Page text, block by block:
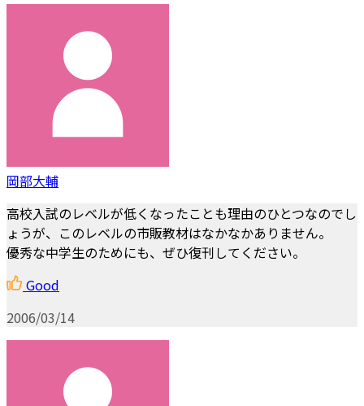
岡部大輔
高校入試のレベルが低くなったことも理由のひとつなのでし
ょうが、このレベルの市販教材はなかなかありません。
優秀な中学生のためにも、ぜひ復刊してください。
Good
2006/03/14